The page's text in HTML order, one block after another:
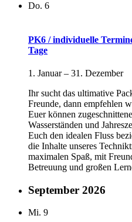
Do. 6
PK6 / individuelle
Tage
1. Januar– 31. Dezember
Ihr sucht das ultimative
Freunde, dann empfehlen
Euer können
Wasserständen und
Euch den idealen Fluss
die Inhalte unseres
maximalen Spaß, mit
Betreuung und großen
September 2026
Mi. 9